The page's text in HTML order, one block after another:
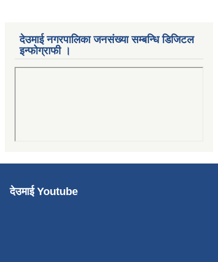
देउमाई नगरपालिका जनसंख्या सम्बन्धि डिजिटल
इन्फोग्राफी ।
देउमाई Youtube